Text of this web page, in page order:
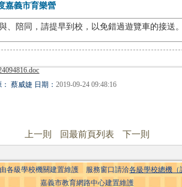
嘉義市育樂營
、陪同，請提早到校，以免錯過遊覽車的接送
： 蔡威婕 日期：2019-09-24 09:48:16
上一則 回最前頁列表 下一則
各級學校機關建置維護 服務窗口請洽各級學校總機（
嘉義市教育網路中心建置維護